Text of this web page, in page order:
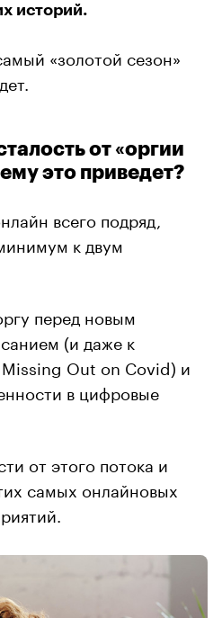
историй.
«золотой сезон»
от «оргии
это приведет?
всего подряд,
к двум
перед новым
(и даже к
Out on Covid) и
в цифровые
от этого потока и
самых онлайновых